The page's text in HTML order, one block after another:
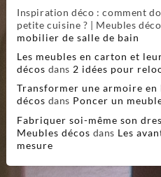
Inspiration déco : comment
petite cuisine ? | Meubles
mobilier de salle de bain
Les meubles en carton et
décos dans 2 idées pour
Transformer une armoire en
décos dans Poncer un
Fabriquer soi-même son
Meubles décos dans Les
mesure